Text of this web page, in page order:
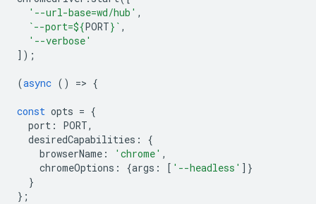
'--url-base=wd/hub' ,
`--port=${PORT} ` ,
'--verbose'
]);
(async () => {
const opts = {
port : PORT,
desiredCapabilities :
{
browserName : 'chrome' ,
chromeOptions : {args : [ '--headless' ]}
}
};